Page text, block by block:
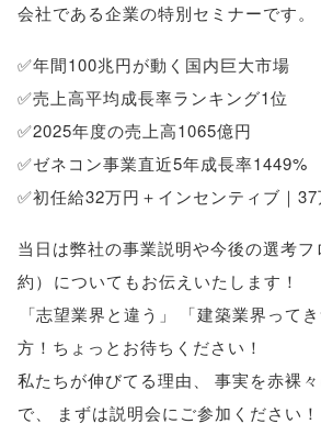
会社である企業の特別セミナーです。
✅年間100兆円が動く国内巨大市場
✅売上高平均成長率ランキング1位
✅2025年度の売上高1065億円
✅ゼネコン事業直近5年成長率1449%
✅初任給32万円＋インセンティブ｜37
当日は弊社の事業説明や今後の選考フ
約） についてもお伝えいたします！
「志望業界と違う 」 「建築業界ってき
方！ちょっとお待ちください！
私たちが伸びてる理由、
事実を赤裸
で、 まずは説明会にご参加ください！